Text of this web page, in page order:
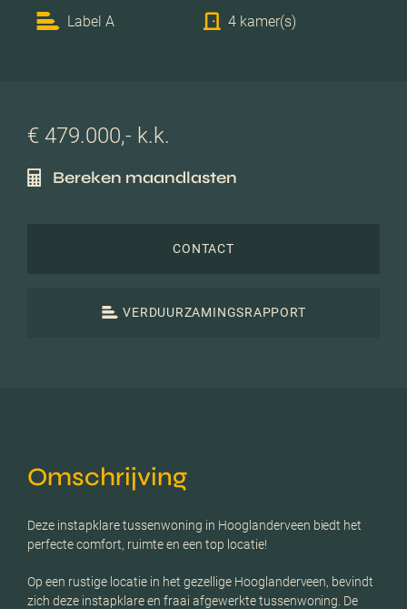
Label A 4 kamer(s)
€ 479.000,- k.k.
Bereken maandlasten
CONTACT
VERDUURZAMINGSRAPPORT
Omschrijving
Deze instapklare tussenwoning in Hooglanderveen biedt het
perfecte comfort, ruimte en een top locatie!
Op een rustige locatie in het gezellige Hooglanderveen, bevindt
zich deze instapklare en fraai afgewerkte tussenwoning. De